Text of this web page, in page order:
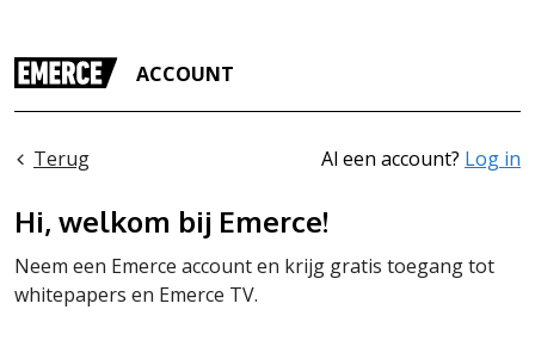
ACCOUNT
Terug Al een account? Log in
Hi, welkom bij Emerce!
Neem een Emerce account en krijg gratis toegang tot
whitepapers en Emerce TV.